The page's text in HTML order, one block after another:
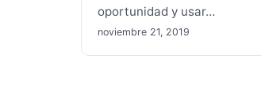
oportunidad y usar…
noviembre 21, 2019